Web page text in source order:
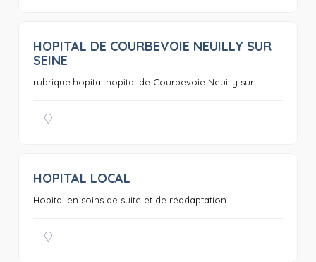
0
HOPITAL DE COURBEVOIE NEUILLY SUR
SEINE
rubrique:hopital hopital de Courbevoie Neuilly sur ...
HOPITAL LOCAL
Hopital en soins de suite et de réadaptation ...